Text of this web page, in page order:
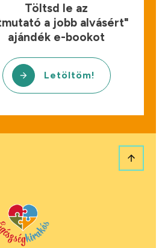
Töltsd le az
a jobb alvásért"
ajándék e-bookot
Letöltöm!